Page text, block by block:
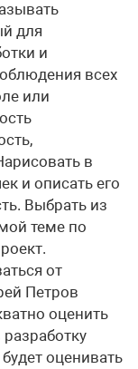
для
и
всех
или
в
и описать его
Выбрать из
теме по
от
Петров
оценить
оценивать